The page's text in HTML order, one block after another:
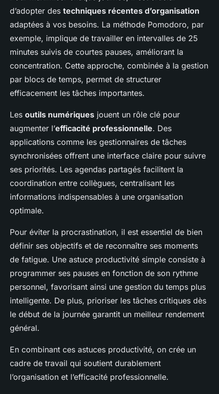
d’adopter des techniques récentes d’organisation
adaptées à vos besoins. La méthode Pomodoro, par
exemple, implique de travailler en intervalles de 25
minutes suivis de courtes pauses, améliorant la
concentration. Cette approche, combinée à la gestion
par blocs de temps, permet de structurer
efficacement les tâches importantes.
Les outils numériques jouent un rôle clé pour
augmenter l’efficacité professionnelle. Des
applications comme les gestionnaires de tâches
synchronisées offrent une interface claire pour suivre
ses priorités. Les agendas partagés facilitent la
coordination entre collègues, centralisant les
informations indispensables à une organisation
optimale.
Pour éviter la procrastination, il est essentiel de bien
définir ses objectifs et de reconnaître ses moments
de fatigue. Une astuce productivité simple consiste à
programmer ses pauses en fonction de son rythme
personnel, favorisant ainsi une gestion du temps plus
intelligente. De plus, prioriser les tâches critiques dès
le début de la journée garantit un meilleur rendement
général.
En combinant ces astuces productivité, on crée un
cadre de travail qui soutient durablement
l’organisation et l’efficacité professionnelle.